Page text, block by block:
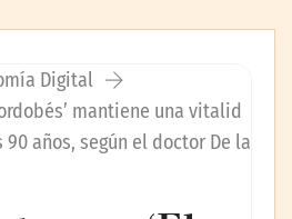
Digital
mantiene una vitalid
años, según el doctor De la